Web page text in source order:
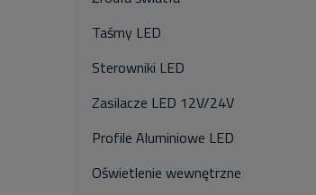
Taśmy LED
Sterowniki LED
Zasilacze LED 12V/24V
Profile Aluminiowe LED
Oświetlenie wewnętrzne